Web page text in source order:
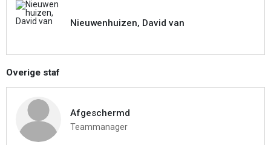
Nieuwenhuizen, David van
Overige staf
Afgeschermd
Teammanager